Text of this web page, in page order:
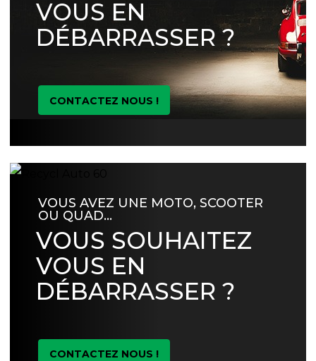
VOUS EN
DÉBARRASSER ?
CONTACTEZ NOUS !
VOUS AVEZ UNE MOTO, SCOOTER
OU QUAD…
VOUS SOUHAITEZ
VOUS EN
DÉBARRASSER ?
CONTACTEZ NOUS !